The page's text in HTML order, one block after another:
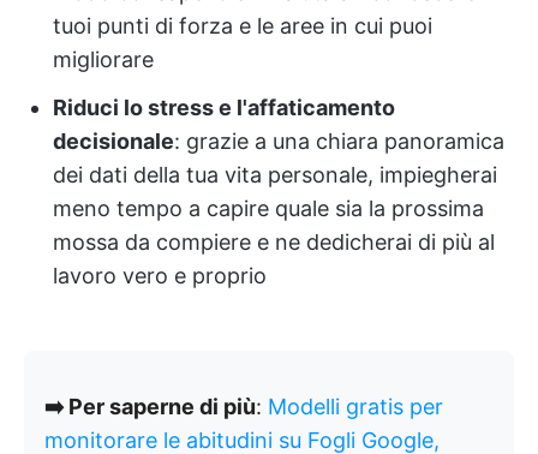
tuoi punti di forza e le aree in cui puoi
migliorare
Riduci lo stress e l'affaticamento
decisionale: grazie a una chiara panoramica
dei dati della tua vita personale, impiegherai
meno tempo a capire quale sia la prossima
mossa da compiere e ne dedicherai di più al
lavoro vero e proprio
➡️ Per saperne di più: Modelli gratis per
monitorare le abitudini su Fogli Google,